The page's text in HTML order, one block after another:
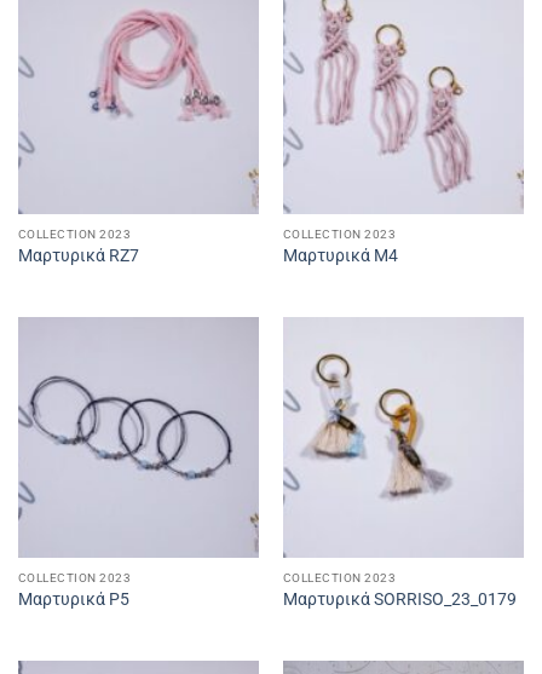
COLLECTION 2023
Μαρτυρικά RZ7
COLLECTION 2023
Μαρτυρικά Μ4
COLLECTION 2023
Μαρτυρικά P5
COLLECTION 2023
Μαρτυρικά SORRISO_23_0179